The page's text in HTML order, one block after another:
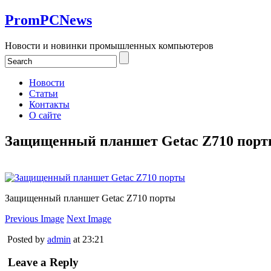
PromPCNews
Новости и новинки промышленных компьютеров
Новости
Статьи
Контакты
О сайте
Защищенный планшет Getac Z710
Защищенный планшет Getac Z710 порты
Previous Image Next Image
Posted by admin at 23:21
Leave a Reply